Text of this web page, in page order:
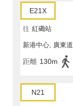
E21X
往 紅磡站
新港中心, 廣東道
距離 130m
N21